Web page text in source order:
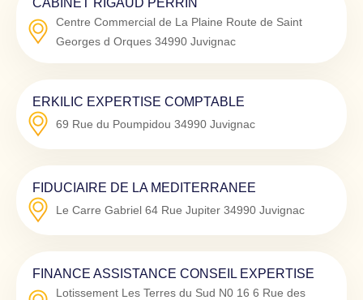
Centre Commercial de La Plaine Route de Saint
Georges d Orques 34990 Juvignac
ERKILIC EXPERTISE COMPTABLE
69 Rue du Poumpidou 34990 Juvignac
FIDUCIAIRE DE LA MEDITERRANEE
Le Carre Gabriel 64 Rue Jupiter 34990 Juvignac
FINANCE ASSISTANCE CONSEIL EXPERTISE
Lotissement Les Terres du Sud N0 16 6 Rue des